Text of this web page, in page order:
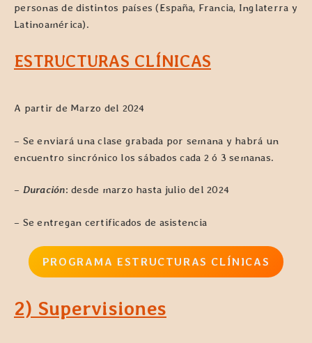
personas de distintos países (España, Francia, Inglaterra y
Latinoamérica).
ESTRUCTURAS CLÍNICAS
A partir de Marzo del 2024
– Se enviará una clase grabada por semana y habrá un
encuentro sincrónico los sábados cada 2 ó 3 semanas.
– Duración: desde marzo hasta julio del 2024
– Se entregan certificados de asistencia
PROGRAMA ESTRUCTURAS CLÍNICAS
2) Supervisiones